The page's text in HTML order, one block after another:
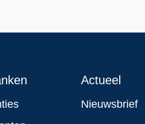
Actueel
Nieuwsbrief